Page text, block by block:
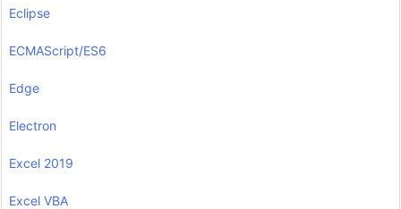
Eclipse
ECMAScript/ES6
Edge
Electron
Excel 2019
Excel VBA